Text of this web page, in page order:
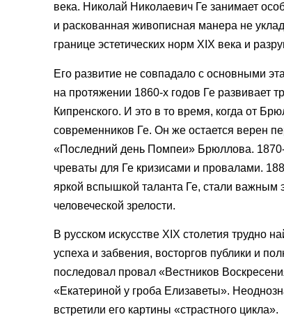
века. Николай Николаевич Ге занимает
и раскованная живописная манера не
границе эстетических норм XIX века и
Его развитие не совпадало с основными
на протяжении 1860-х годов Ге развивает
Кипренского. И это в то время, когда от
современников Ге. Он же остается верен
«Последний день Помпеи» Брюллова.
чреваты для Ге кризисами и провалами.
яркой вспышкой таланта Ге, стали важным
человеческой зрелости.
В русском искусстве XIX столетия трудно
успеха и забвения, восторгов публики и
последовал провал «Вестников
«Екатериной у гроба Елизаветы».
встретили его картины «страстного цикла».